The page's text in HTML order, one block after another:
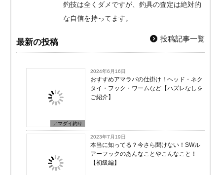
釣技は全くダメですが、釣具の査定は絶対的
な自信を持ってます。
最新の投稿 投稿記事一覧
アマダイ釣り
2024年6月16日
おすすめアマラバの仕掛け！ヘッド・ネク
タイ・フック・ワームなど【ハズレなしを
ご紹介】
2023年7月19日
本当に知ってる？今さら聞けない！SWル
アーフックのあんなことやこんなこと！
【初級編】